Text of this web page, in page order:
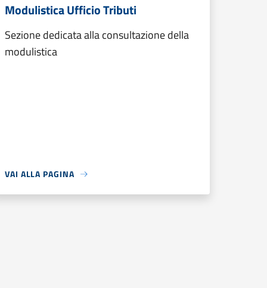
Modulistica Ufficio Tributi
Sezione dedicata alla consultazione della
modulistica
VAI ALLA PAGINA